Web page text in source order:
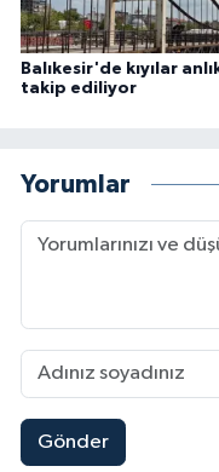
Balıkesir'de kıyılar
takip ediliyor
Yorumlar
Gönder